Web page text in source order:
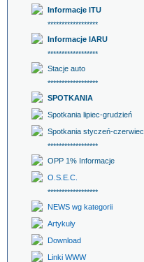
Informacje ITU
******************
Informacje IARU
******************
Stacje auto
******************
SPOTKANIA
Spotkania lipiec-grudzień
Spotkania styczeń-czerwiec
******************
OPP 1% Informacje
O.S.E.C.
******************
NEWS wg kategorii
Artykuły
Download
Linki WWW